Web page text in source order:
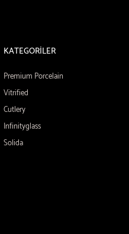
KATEGORİLER
Premium Porcelain
Vitrified
Cutlery
Infinityglass
Solida